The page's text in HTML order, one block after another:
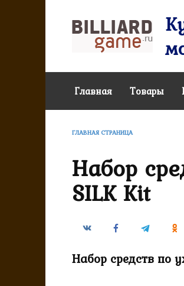
Главная Товары
ГЛАВНАЯ СТРАНИЦА
Набор
SILK Kit
Набор средств по